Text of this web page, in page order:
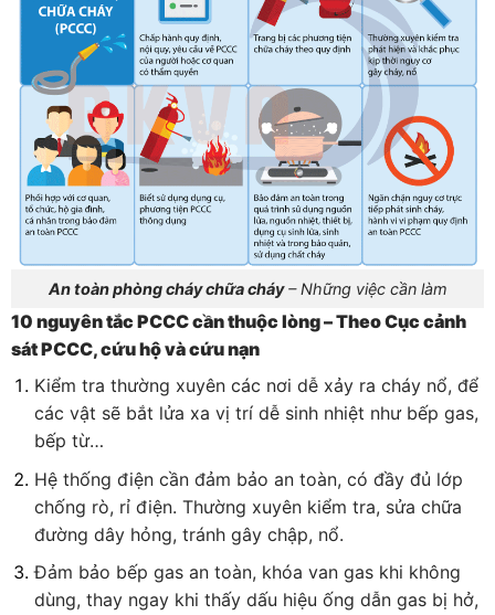
An toàn phòng cháy chữa cháy– Những việc cần làm
10 nguyên tắc PCCC cần thuộc lòng – Theo Cục cảnh
sát PCCC, cứu hộ và cứu nạn
Kiểm tra thường xuyên các nơi dễ xảy ra cháy nổ, để
các vật sẽ bắt lửa xa vị trí dễ sinh nhiệt như bếp gas,
bếp từ…
Hệ thống điện cần đảm bảo an toàn, có đầy đủ lớp
chống rò, rỉ điện. Thường xuyên kiểm tra, sửa chữa
đường dây hỏng, tránh gây chập, nổ.
Đảm bảo bếp gas an toàn, khóa van gas khi không
dùng, thay ngay khi thấy dấu hiệu ống dẫn gas bị hở,